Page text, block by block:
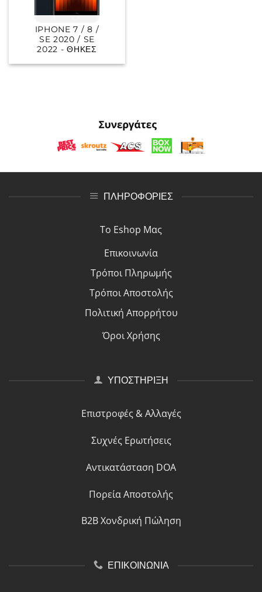
IPHONE 7 / 8 /
SE 2020 / SE
2022 - ΘΉΚΕΣ
ΠΛΗΡΟΦΟΡΙΕΣ
Το Eshop Μας
Επικοινωνία
Τρόποι Πληρωμής
Τρόποι Αποστολής
Πολιτική Απορρήτου
Όροι Χρήσης
ΥΠΟΣΤΗΡΙΞΗ
Επιστροφές & Αλλαγές
Συχνές Ερωτήσεις
Αντικατάσταση DOA
Πορεία Αποστολής
B2B Χονδρική Πώληση
ΕΠΙΚΟΙΝΩΝΙΑ